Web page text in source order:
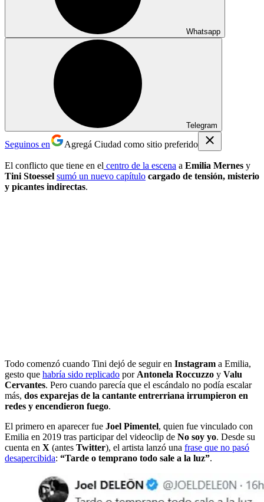
Whatsapp
Telegram
Seguinos en Agregá Ciudad como sitio preferido
El conflicto que tiene en el centro de la escena a Emilia Mernes y
Tini Stoessel sumó un nuevo capítulo cargado de tensión, misterio
y picantes indirectas.
Todo comenzó cuando Tini dejó de seguir en Instagram a Emilia,
gesto que habría sido replicado por Antonela Roccuzzo y Valu
Cervantes. Pero cuando parecía que el escándalo no podía escalar
más, dos exparejas de la cantante entrerriana irrumpieron en
redes y encendieron fuego.
El primero en aparecer fue Joel Pimentel, quien fue vinculado con
Emilia en 2019 tras participar del videoclip de No soy yo. Desde su
cuenta en X (antes Twitter), el artista lanzó una frase que no pasó
desapercibida: “Tarde o temprano todo sale a la luz”.